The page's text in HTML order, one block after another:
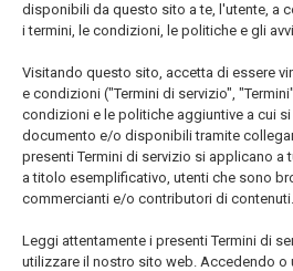
disponibili da questo sito a te, l'utente, a
i termini, le condizioni, le politiche e gli
Visitando questo sito, accetta di essere
e condizioni ("Termini di servizio",
condizioni e le politiche aggiuntive a cui
documento e/o disponibili tramite
presenti Termini di servizio si applicano a
a titolo esemplificativo, utenti che sono
commercianti e/o contributori di contenuti.
Leggi attentamente i presenti Termini di
utilizzare il nostro sito web. Accedendo